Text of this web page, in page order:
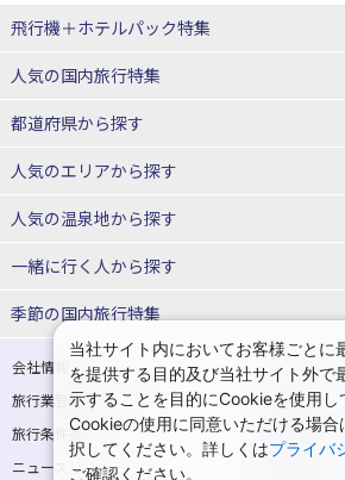
飛行機＋ホテルパック特集
赤い風船ダイナミックパッケージ
ＪＡＬ
人気の国内旅行特集
東京ディズニーリゾート®への旅
ユニバ
都道府県から探す
北海道旅行・ツアー
東北
青森旅行・ツアー
宮城旅行・ツアー
秋田旅行
山形旅行・ツアー
福島旅行
関東
人気のエリアから探す
函館旅行
仙台旅行
那須旅行
日光旅行
人気の温泉地から探す
北海道
湯の川温泉(北海道)
十勝川温泉(北海道)
阿寒湖温
洞爺湖温泉(北海道)
川湯温泉
層雲峡温泉(北海道)
知床温泉
一緒に行く人から探す
一人旅 国内版
カップル・夫婦旅行 国内版
女子旅
卒業旅行・学生旅行 国内版
季節の国内旅行特集
桜・お花見特集
ゴールデ
旅行
夏休み・お盆の国内旅行
7月の国
8月の国内旅行
会社情報
プライバ
旅行業登録票・約款
規約集
旅行条件書
商標につい
ニュースリリース
当社サイト内においてお客様ごとに
を提供する目的及び当社サイト外で
示することを目的にCookieを使用し
Cookieの使用に同意いただける場合
択してください。詳しくはプライバ
ご確認ください。